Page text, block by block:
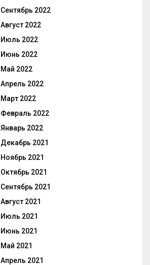
Сентябрь 2022
Август 2022
Июль 2022
Июнь 2022
Май 2022
Апрель 2022
Март 2022
Февраль 2022
Январь 2022
Декабрь 2021
Ноябрь 2021
Октябрь 2021
Сентябрь 2021
Август 2021
Июль 2021
Июнь 2021
Май 2021
Апрель 2021